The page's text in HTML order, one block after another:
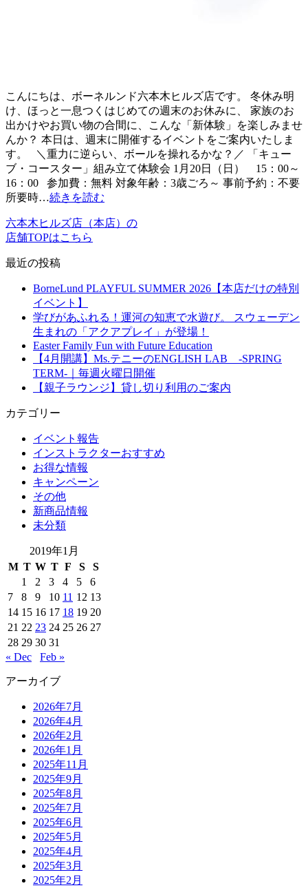
こんにちは、ボーネルンド六本木ヒルズ店です。 冬休み明
け、ほっと一息つくはじめての週末のお休みに、 家族のお
出かけやお買い物の合間に、こんな「新体験」を楽しみませ
んか？ 本日は、週末に開催するイベントをご案内いたしま
す。 ＼重力に逆らい、ボールを操れるかな？／ 「キュー
ブ・コースター」組み立て体験会 1月20日（日） 15：00～
16：00 参加費：無料 対象年齢：3歳ごろ～ 事前予約：不要
所要時…続きを読む
六本木ヒルズ店（本店）の
店舗TOPはこちら
最近の投稿
BorneLund PLAYFUL SUMMER 2026【本店だけの特別
イベント】
学びがあふれる！運河の知恵で水遊び。 スウェーデン
生まれの「アクアプレイ」が登場！
Easter Family Fun with Future Education
【4月開講】Ms.テニーのENGLISH LAB -SPRING
TERM-｜毎週火曜日開催
【親子ラウンジ】貸し切り利用のご案内
カテゴリー
イベント報告
インストラクターおすすめ
お得な情報
キャンペーン
その他
新商品情報
未分類
2019年1月
M T W T F S
S
1
2 3 4 5
6
7
8 9 10 11 12 13
14 15 16 17 18 19 20
21 22 23 24 25 26 27
28 29 30 31
« Dec
Feb »
アーカイブ
2026年7月
2026年4月
2026年2月
2026年1月
2025年11月
2025年9月
2025年8月
2025年7月
2025年6月
2025年5月
2025年4月
2025年3月
2025年2月